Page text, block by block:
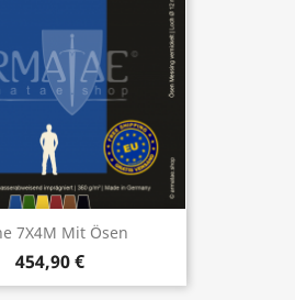
7X4M Mit Ösen
454,90 €